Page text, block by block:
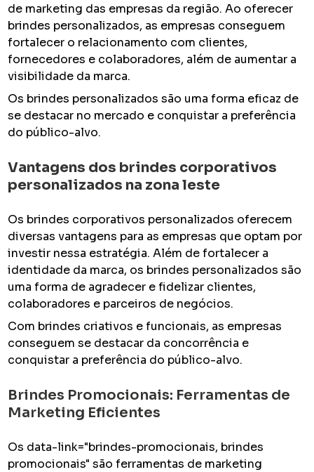
de marketing das empresas da região. Ao oferecer
brindes personalizados, as empresas conseguem
fortalecer o relacionamento com clientes,
fornecedores e colaboradores, além de aumentar a
visibilidade da marca.
Os brindes personalizados são uma forma eficaz de
se destacar no mercado e conquistar a preferência
do público-alvo.
Vantagens dos brindes corporativos
personalizados na zona leste
Os brindes corporativos personalizados oferecem
diversas vantagens para as empresas que optam por
investir nessa estratégia. Além de fortalecer a
identidade da marca, os brindes personalizados são
uma forma de agradecer e fidelizar clientes,
colaboradores e parceiros de negócios.
Com brindes criativos e funcionais, as empresas
conseguem se destacar da concorrência e
conquistar a preferência do público-alvo.
Brindes Promocionais: Ferramentas de
Marketing Eficientes
Os data-link="brindes-promocionais, brindes
promocionais" são ferramentas de marketing